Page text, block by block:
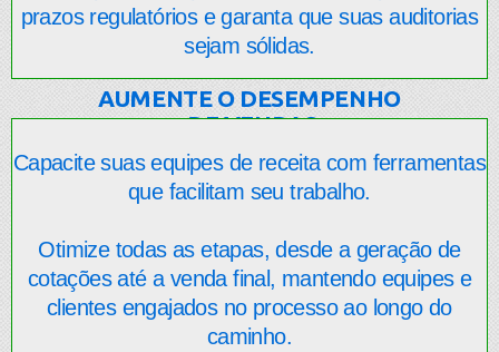
prazos regulatórios e garanta que suas auditorias
sejam sólidas.
AUMENTE O DESEMPENHO
DE VENDAS
Capacite suas equipes de receita com ferramentas
que facilitam seu trabalho.
Otimize todas as etapas, desde a geração de
cotações até a venda final, mantendo equipes e
clientes engajados no processo ao longo do
caminho.